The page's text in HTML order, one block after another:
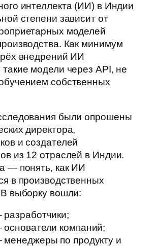
интеллекта (ИИ) в Индии
степени зависит от
моделей
Как минимум
внедрений ИИ
такие модели через API, не
собственных
были опрошены
директора,
и создателей
из 12 отраслей в Индии.
— понять, как ИИ
в производственных
выборку вошли:
компаний;
по продукту и